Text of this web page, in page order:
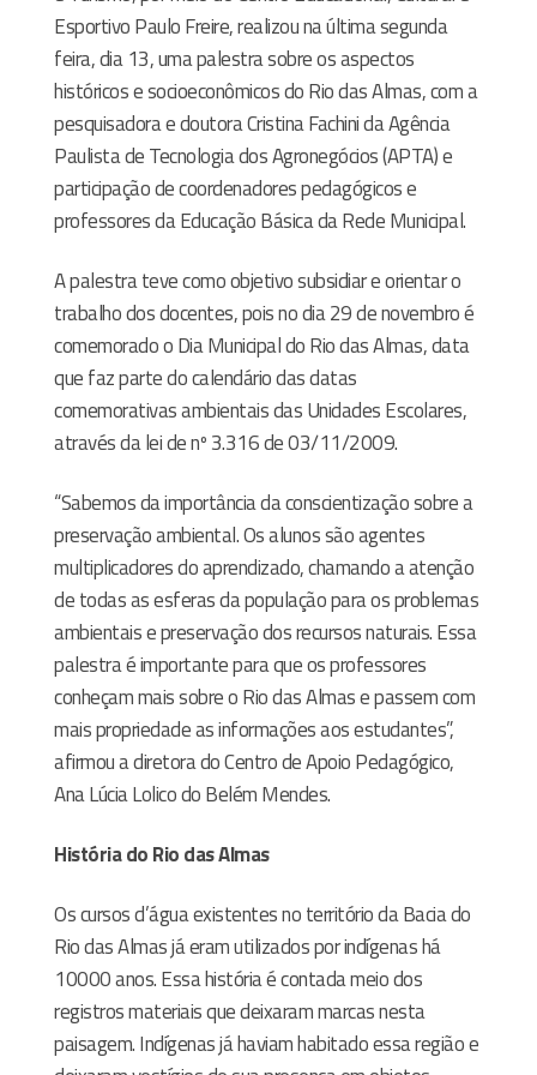
Esportivo Paulo Freire, realizou na última segunda
feira, dia 13, uma palestra sobre os aspectos
históricos e socioeconômicos do Rio das Almas, com a
pesquisadora e doutora Cristina Fachini da Agência
Paulista de Tecnologia dos Agronegócios (APTA) e
participação de coordenadores pedagógicos e
professores da Educação Básica da Rede Municipal.
A palestra teve como objetivo subsidiar e orientar o
trabalho dos docentes, pois no dia 29 de novembro é
comemorado o Dia Municipal do Rio das Almas, data
que faz parte do calendário das datas
comemorativas ambientais das Unidades Escolares,
através da lei de nº 3.316 de 03/11/2009.
“Sabemos da importância da conscientização sobre a
preservação ambiental. Os alunos são agentes
multiplicadores do aprendizado, chamando a atenção
de todas as esferas da população para os problemas
ambientais e preservação dos recursos naturais. Essa
palestra é importante para que os professores
conheçam mais sobre o Rio das Almas e passem com
mais propriedade as informações aos estudantes”,
afirmou a diretora do Centro de Apoio Pedagógico,
Ana Lúcia Lolico do Belém Mendes.
História do Rio das Almas
Os cursos d’água existentes no território da Bacia do
Rio das Almas já eram utilizados por indígenas há
10000 anos. Essa história é contada meio dos
registros materiais que deixaram marcas nesta
paisagem. Indígenas já haviam habitado essa região e